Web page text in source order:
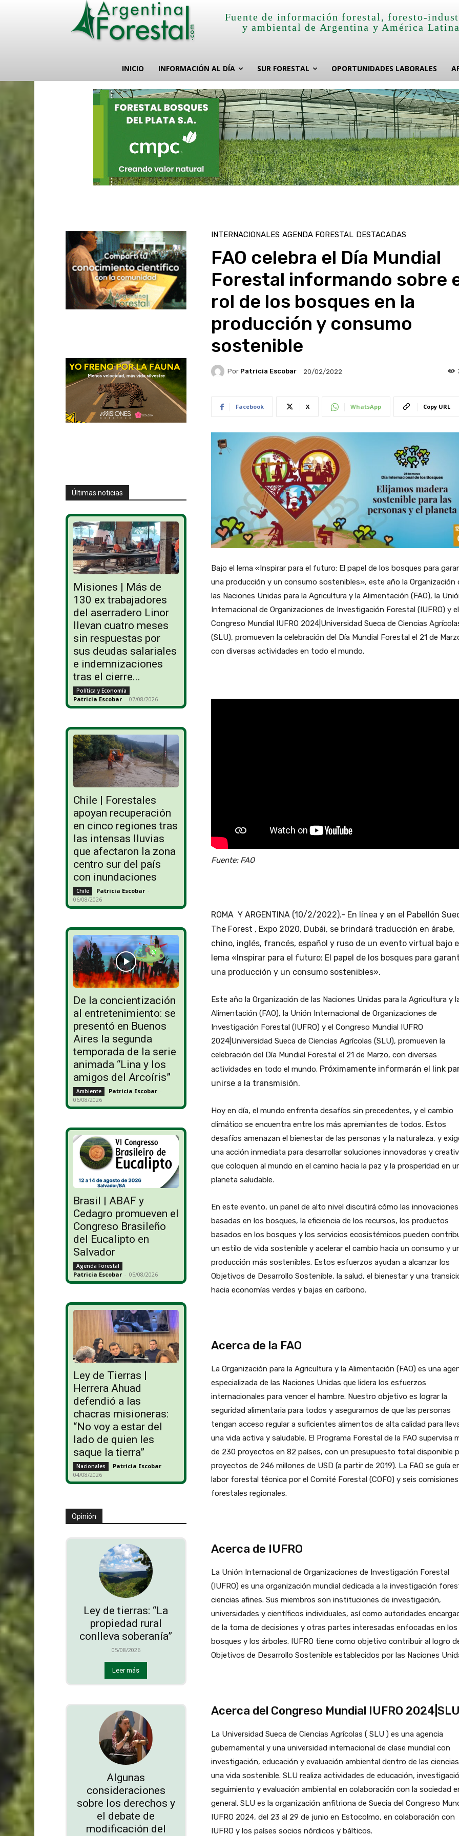
Fuente de información forestal, foresto-
y ambiental de Argentina y América
INICIO INFORMACIÓN AL DÍA SUR FORESTAL OPORTUNIDADES LABORALES
Últimas noticias
Misiones | Más de
130 ex trabajadores
del aserradero Linor
llevan cuatro meses
sin respuestas por
sus deudas salariales
e indemnizaciones
tras el cierre...
Política y Economía
Patricia Escobar - 07/08/2026
Chile | Forestales
apoyan recuperación
en cinco regiones tras
las intensas lluvias
que afectaron la zona
centro sur del país
con inundaciones
Chile Patricia Escobar -
06/08/2026
De la concientización
al entretenimiento: se
presentó en Buenos
Aires la segunda
temporada de la serie
animada “Lina y los
amigos del Arcoíris”
Ambiente Patricia Escobar -
06/08/2026
Brasil | ABAF y
Cedagro promueven el
Congreso Brasileño
del Eucalipto en
Salvador
Agenda Forestal
Patricia Escobar - 05/08/2026
Ley de Tierras |
Herrera Ahuad
defendió a las
chacras misioneras:
“No voy a estar del
lado de quien les
saque la tierra”
Nacionales Patricia Escobar -
04/08/2026
Opinión
Ley de tierras: “La
propiedad rural
conlleva soberanía”
05/08/2026
Leer más
Algunas
consideraciones
sobre los derechos y
el debate de
modificación del
INTERNACIONALES AGENDA FORESTAL DESTACADAS
FAO celebra el Día Mundial
Forestal informando sobre
rol de los bosques en la
producción y consumo
sostenible
Por Patricia Escobar 20/02/2022
Facebook X WhatsApp Copy URL
Bajo el lema «Inspirar para el futuro: El papel de los bosques para
una producción y un consumo sostenibles», este año la Organización
las Naciones Unidas para la Agricultura y la Alimentación (FAO), la
Internacional de Organizaciones de Investigación Forestal (IUFRO) y el
Congreso Mundial IUFRO 2024|Universidad Sueca de Ciencias
(SLU), promueven la celebración del Día Mundial Forestal el 21 de
con diversas actividades en todo el mundo.
Fuente: FAO
ROMA Y ARGENTINA (10/2/2022).- En línea y en el Pabellón
The Forest , Expo 2020, Dubái, se brindará traducción en árabe,
chino, inglés, francés, español y ruso de un evento virtual bajo
lema «Inspirar para el futuro: El papel de los bosques para
una producción y un consumo sostenibles».
Este año la Organización de las Naciones Unidas para la Agricultura y
Alimentación (FAO), la Unión Internacional de Organizaciones de
Investigación Forestal (IUFRO) y el Congreso Mundial IUFRO
2024|Universidad Sueca de Ciencias Agrícolas (SLU), promueven la
celebración del Día Mundial Forestal el 21 de Marzo, con diversas
actividades en todo el mundo. Próximamente informarán el link
unirse a la transmisión.
Hoy en día, el mundo enfrenta desafíos sin precedentes, y el cambio
climático se encuentra entre los más apremiantes de todos. Estos
desafíos amenazan el bienestar de las personas y la naturaleza, y
una acción inmediata para desarrollar soluciones innovadoras y
que coloquen al mundo en el camino hacia la paz y la prosperidad en
planeta saludable.
En este evento, un panel de alto nivel discutirá cómo las innovaciones
basadas en los bosques, la eficiencia de los recursos, los productos
basados ​​en los bosques y los servicios ecosistémicos pueden
un estilo de vida sostenible y acelerar el cambio hacia un consumo y
producción más sostenibles. Estos esfuerzos ayudan a alcanzar los
Objetivos de Desarrollo Sostenible, la salud, el bienestar y una
hacia economías verdes y bajas en carbono.
Acerca de la FAO
La Organización para la Agricultura y la Alimentación (FAO) es una
especializada de las Naciones Unidas que lidera los esfuerzos
internacionales para vencer el hambre. Nuestro objetivo es lograr la
seguridad alimentaria para todos y asegurarnos de que las personas
tengan acceso regular a suficientes alimentos de alta calidad para
una vida activa y saludable. El Programa Forestal de la FAO supervisa
de 230 proyectos en 82 países, con un presupuesto total disponible
proyectos de 246 millones de USD (a partir de 2019). La FAO se guía
labor forestal técnica por el Comité Forestal (COFO) y seis comisiones
forestales regionales.
Acerca de IUFRO
La Unión Internacional de Organizaciones de Investigación Forestal
(IUFRO) es una organización mundial dedicada a la investigación
ciencias afines. Sus miembros son instituciones de investigación,
universidades y científicos individuales, así como autoridades
de la toma de decisiones y otras partes interesadas enfocadas en los
bosques y los árboles. IUFRO tiene como objetivo contribuir al logro
Objetivos de Desarrollo Sostenible establecidos por las Naciones
Acerca del Congreso Mundial IUFRO
La Universidad Sueca de Ciencias Agrícolas ( SLU ) es una agencia
gubernamental y una universidad internacional de clase mundial con
investigación, educación y evaluación ambiental dentro de las
una vida sostenible. SLU realiza actividades de educación,
seguimiento y evaluación ambiental en colaboración con la sociedad
general. SLU es la organización anfitriona de Suecia del Congreso
IUFRO 2024, del 23 al 29 de junio en Estocolmo, en colaboración con
IUFRO y los países socios nórdicos y bálticos.